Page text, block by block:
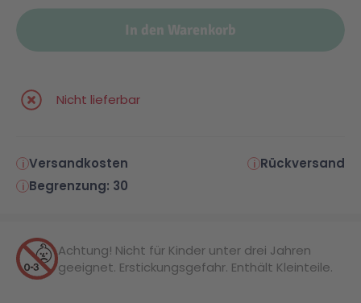
In den Warenkorb
Nicht lieferbar
Versandkosten
Rückversand
Begrenzung: 30
Achtung! Nicht für Kinder unter drei Jahren
geeignet. Erstickungsgefahr. Enthält Kleinteile.